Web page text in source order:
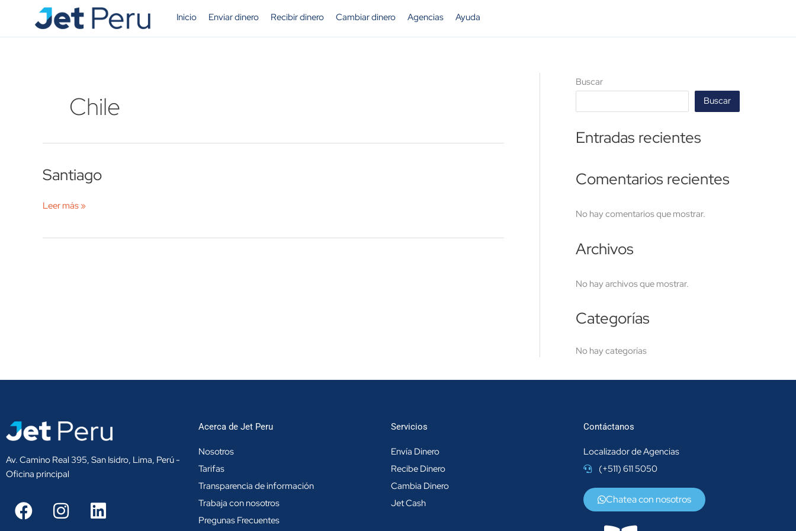
contenido
Inicio Enviar dinero Recibir dinero Cambiar dinero Agencias Ayuda
Chile
Santiago
Santiago
Leer más »
Buscar
Buscar
Entradas recientes
Comentarios recientes
No hay comentarios que mostrar.
Archivos
No hay archivos que mostrar.
Categorías
No hay categorías
Av. Camino Real 395, San Isidro, Lima, Perú -
Oficina principal
F
a
I
n
L
i
Acerca de Jet Peru
Nosotros
Tarifas
Transparencia de información
Trabaja con nosotros
Pregunas Frecuentes
Servicios
Envía Dinero
Recibe Dinero
Cambia Dinero
Jet Cash
Contáctanos
Localizador de Agencias
(+511) 611 5050
Chatea con nosotros